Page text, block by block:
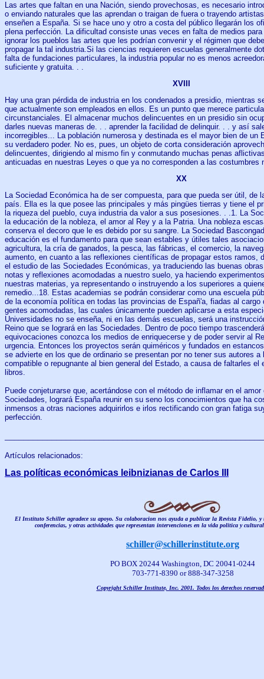
Las artes que faltan en una Nación, siendo provechosas, es necesario
o enviando naturales que las aprendan o traigan de fuera o trayendo
enseñen a España. Si se hace uno y otro a costa del público llegarán los
plena perfección. La dificultad consiste unas veces en falta de medios
ignorar los pueblos las artes que les podrían convenir y el régimen que
propagar la tal industria.Si las ciencias requieren escuelas generalmente
falta de fundaciones particulares, la industria popular no es menos
suficiente y gratuita. . .
XVIII
Hay una gran pérdida de industria en los condenados a presidio, mientras
que actualmente son empleados en ellos. Es un punto que merece
circunstanciales. El almacenar muchos delincuentes en un presidio sin
darles nuevas maneras de. . . aprender la facilidad de delinquir. . . y así
incorregibles... La población numerosa y destinada es el mayor bien de un
su verdadero poder. No es, pues, un objeto de corta consideración
delincuentes, dirigiendo al mismo fin y conmutando muchas penas
anticuadas en nuestras Leyes o que ya no corresponden a las
XX
La Sociedad Económica ha de ser compuesta, para que pueda ser útil, de
país. Ella es la que posee las principales y más pingües tierras y tiene el
la riqueza del pueblo, cuya industria da valor a sus posesiones. . .1. La
la educación de la nobleza, el amor al Rey y a la Patria. Una nobleza
conserva el decoro que le es debido por su sangre. La Sociedad
educación es el fundamento para que sean estables y útiles tales
agricultura, la cría de ganados, la pesca, las fábricas, el comercio, la
aumento, en cuanto a las reflexiones científicas de propagar estos ramos,
el estudio de las Sociedades Económicas, ya traduciendo las buenas
notas y reflexiones acomodadas a nuestro suelo, ya haciendo
nuestras materias, ya representando o instruyendo a los superiores a
remedio...18. Estas academias se podrán considerar como una escuela
de la economía política en todas las provincias de Españ'a, fiadas al cargo
gentes acomodadas, las cuales únicamente pueden aplicarse a esta
Universidades no se enseña, ni en las demás escuelas, será una
Reino que se logrará en las Sociedades. Dentro de poco tiempo
equivocaciones conozca los medios de enriquecerse y de poder servir al
urgencia. Entonces los proyectos serán quiméricos y fundados en
se advierte en los que de ordinario se presentan por no tener sus autores
compatible o repugnante al bien general del Estado, a causa de faltarles el
libros.
Puede conjeturarse que, acertándose con el método de inflamar en el
Sociedades, logrará España reunir en su seno los conocimientos que ha
inmensos a otras naciones adquirirlos e irlos rectificando con gran fatiga
perfección.
Artículos relacionados:
Las políticas económicas leibnizianas de Carlos III
El Instituto Schiller agradece su apoyo. Su colaboracion nos ayuda a publicar la Revista Fidelio,
conferencias, y otras actividades que representan intervenciones en la vida politica y
schiller@schillerinstitute.org
PO BOX 20244 Washington, DC 20041-0244
703-771-8390 or 888-347-3258
Copyright Schiller Institute, Inc. 2001. Todos los derechos